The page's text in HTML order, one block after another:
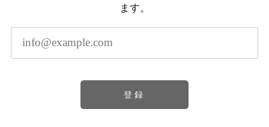
ます。
登録